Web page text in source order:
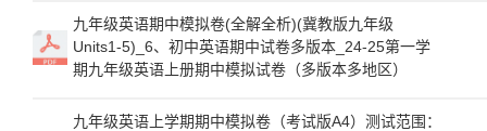
九年级英语期中模拟卷(全解全析)(冀教版九年级
Units1-5)_6、初中英语期中试卷多版本_24-25第一学
期九年级英语上册期中模拟试卷（多版本多地区）
九年级英语上学期期中模拟卷（考试版A4）测试范围：